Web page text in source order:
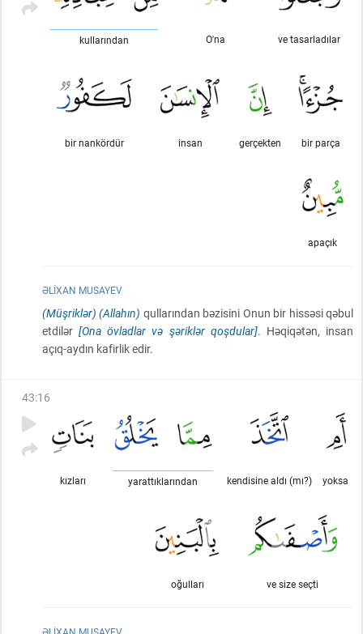
ve tasarladılar
O'na
kullarından
bir parça
gerçekten
insan
bir nankördür
apaçık
ƏLIXAN MUSAYEV
(Müşriklər) (Allahın) qullarından bəzisini Onun bir hissəsi qəbul
etdilər[Ona övladlar və şəriklər qoşdular]. Həqiqətən, insan
açıq-aydın kafirlik edir.
43:16
yoksa
kendisine aldı (mı?)
yarattıklarından
kızları
ve size seçti
oğulları